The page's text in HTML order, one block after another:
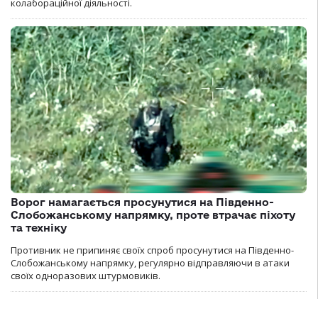
колабораційної діяльності.
Ворог намагається просунутися на Південно-
Слобожанському напрямку, проте втрачає піхоту
та техніку
Противник не припиняє своїх спроб просунутися на Південно-
Слобожанському напрямку, регулярно відправляючи в атаки
своїх одноразових штурмовиків.